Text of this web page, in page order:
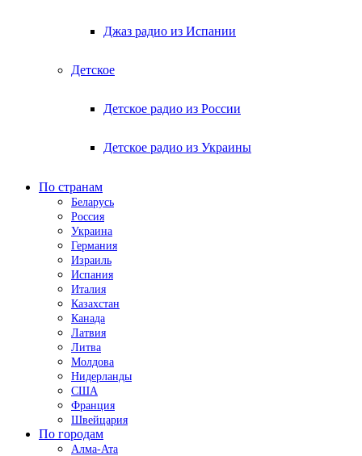
Джаз радио из Испании
Детское
Детское радио из России
Детское радио из Украины
По странам
Беларусь
Россия
Украина
Германия
Израиль
Испания
Италия
Казахстан
Канада
Латвия
Литва
Молдова
Нидерланды
США
Франция
Швейцария
По городам
Алма-Ата